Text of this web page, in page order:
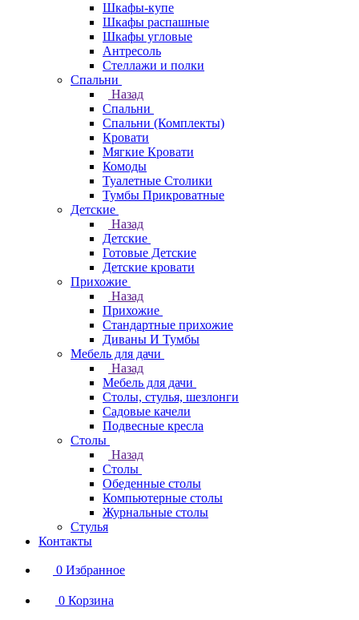
Шкафы-купе
Шкафы распашные
Шкафы угловые
Антресоль
Стеллажи и полки
Спальни
Назад
Спальни
Спальни (Комплекты)
Кровати
Мягкие Кровати
Комоды
Туалетные Столики
Тумбы Прикроватные
Детские
Назад
Детские
Готовые Детские
Детские кровати
Прихожие
Назад
Прихожие
Стандартные прихожие
Диваны И Тумбы
Мебель для дачи
Назад
Мебель для дачи
Столы, стулья, шезлонги
Садовые качели
Подвесные кресла
Столы
Назад
Столы
Обеденные столы
Компьютерные столы
Журнальные столы
Стулья
Контакты
0 Избранное
0 Корзина